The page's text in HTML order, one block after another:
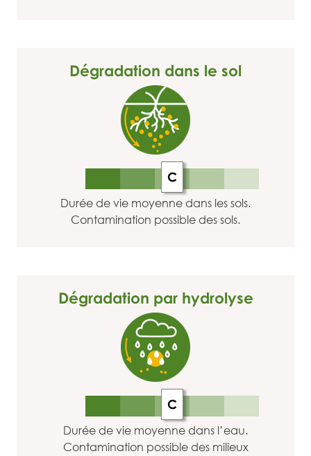
Dégradation dans le sol
C
Durée de vie moyenne dans les sols.
Contamination possible des sols.
Dégradation par hydrolyse
C
Durée de vie moyenne dans l’eau.
Contamination possible des milieux